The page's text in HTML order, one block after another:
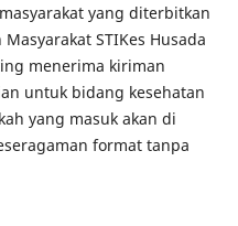
yang diterbitkan
STIKes Husada
menerima kiriman
untuk bidang kesehatan
yang masuk akan di
format tanpa